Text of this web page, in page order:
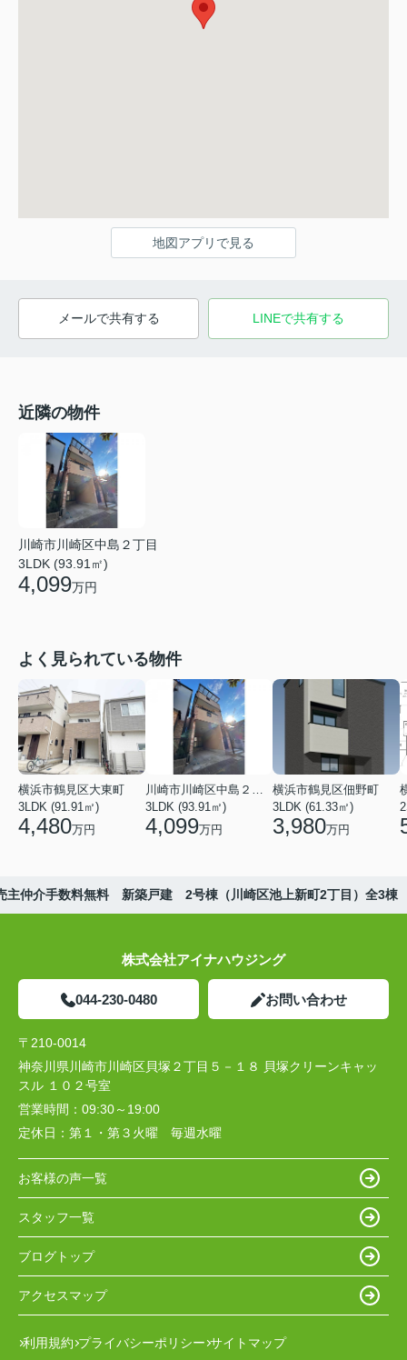
地図アプリで見る
メールで共有する LINEで共有する
近隣の物件
川崎市川崎区中島２丁目
3LDK (93.91㎡)
4,099万円
よく見られている物件
横浜市鶴見区大東町
3LDK (91.91㎡)
4,480万円
川崎市川崎区中島２丁目
3LDK (93.91㎡)
4,099万円
横浜市鶴見区佃野町
3LDK (61.33㎡)
3,980万円
主仲介手数料無料 新築戸建 2号棟（川崎区池上新町2丁目）全3棟
株式会社アイナハウジング
044-230-0480 お問い合わせ
〒210-0014
神奈川県川崎市川崎区貝塚２丁目５－１８ 貝塚クリーンキャッ
スル １０２号室
営業時間： 09:30～19:00
定休日： 第１・第３火曜 毎週水曜
お客様の声一覧
スタッフ一覧
ブログトップ
アクセスマップ
利用規約 プライバシーポリシー サイトマップ